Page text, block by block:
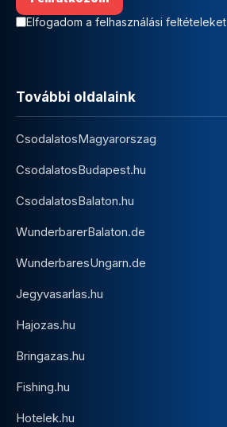
Elfogadom a felhasználási feltételeket
További oldalaink
CsodalatosMagyarorszag
CsodalatosBudapest.hu
CsodalatosBalaton.hu
WunderbarerBalaton.de
WunderbaresUngarn.de
Jegyvasarlas.hu
Hajozas.hu
Bringazas.hu
Fishing.hu
Hotelek.hu